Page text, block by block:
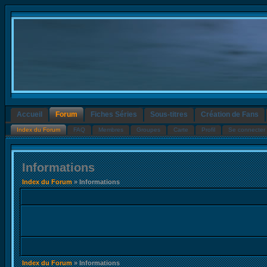
Accueil Forum Fiches Séries Sous-titres Création de Fans
Index du Forum FAQ Membres Groupes Carte Profil Se connecter
Informations
Index du Forum» Informations
Index du Forum» Informations